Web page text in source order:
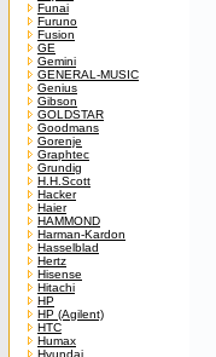
Funai
Furuno
Fusion
GE
Gemini
GENERAL-MUSIC
Genius
Gibson
GOLDSTAR
Goodmans
Gorenje
Graphtec
Grundig
H.H.Scott
Hacker
Haier
HAMMOND
Harman-Kardon
Hasselblad
Hertz
Hisense
Hitachi
HP
HP (Agilent)
HTC
Humax
Hyundai